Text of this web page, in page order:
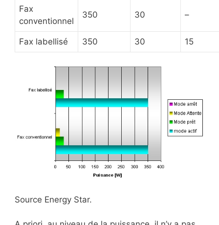
Fax
conventionnel
350 30 –
Fax labellisé 350 30 15
Source Energy Star.